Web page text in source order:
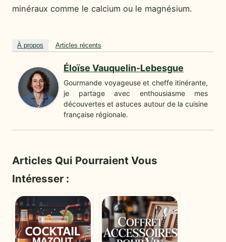
minéraux comme le calcium ou le magnésium.
À propos Articles récents
Éloïse Vauquelin-Lebesgue
Gourmande voyageuse et cheffe itinérante,
je partage avec enthousiasme mes
découvertes et astuces autour de la cuisine
française régionale.
Articles Qui Pourraient Vous
Intéresser :